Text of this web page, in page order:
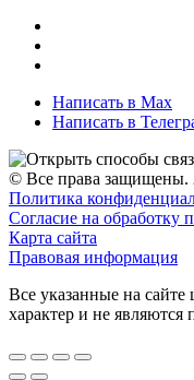
Написать в Max
Написать в
© Все права защищены.
Политика
Согласие на обработку
Карта сайта
Правовая информация
Все указанные на
характер и не